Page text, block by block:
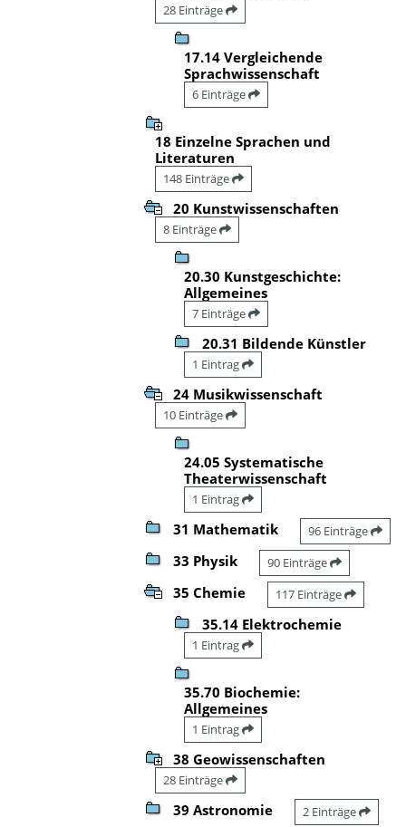
28 Einträge
17.14 Vergleichende
Sprachwissenschaft
6 Einträge
18 Einzelne Sprachen und
Literaturen
148 Einträge
20 Kunstwissenschaften
8 Einträge
20.30 Kunstgeschichte:
Allgemeines
7 Einträge
20.31 Bildende Künstler
1 Eintrag
24 Musikwissenschaft
10 Einträge
24.05 Systematische
Theaterwissenschaft
1 Eintrag
31 Mathematik 96 Einträge
33 Physik 90 Einträge
35 Chemie 117 Einträge
35.14 Elektrochemie
1 Eintrag
35.70 Biochemie:
Allgemeines
1 Eintrag
38 Geowissenschaften
28 Einträge
39 Astronomie 2 Einträge